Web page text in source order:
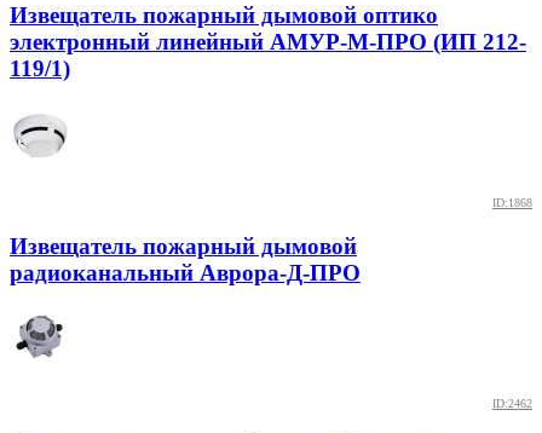
Извещатель пожарный дымовой оптико
электронный линейный АМУР-М-ПРО (ИП 212-
119/1)
ID:1868
Извещатель пожарный дымовой
радиоканальный Аврора-Д-ПРО
ID:2462